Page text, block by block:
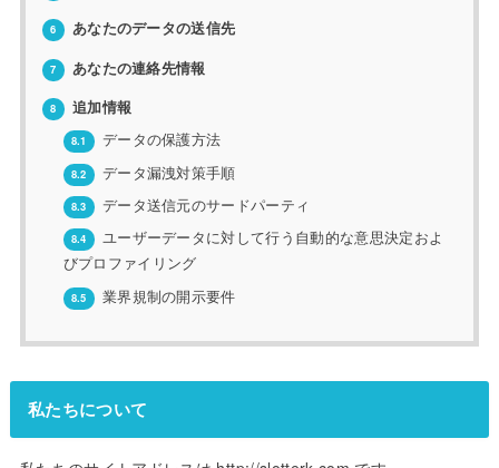
6 あなたのデータの送信先
7 あなたの連絡先情報
8 追加情報
8.1 データの保護方法
8.2 データ漏洩対策手順
8.3 データ送信元のサードパーティ
8.4
ユーザーデータに対して行う自動的な意思決定およ
びプロファイリング
8.5 業界規制の開示要件
私たちについて